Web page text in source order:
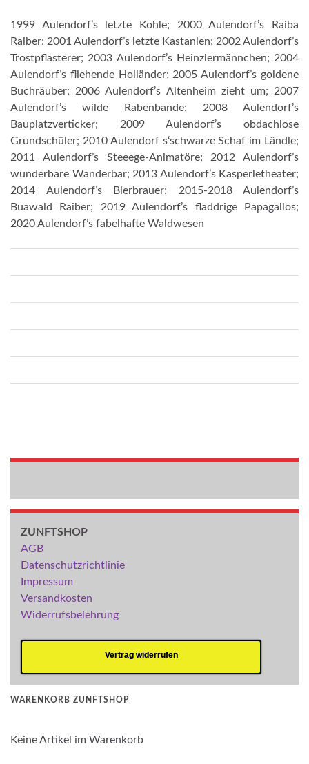
1999 Aulendorf’s letzte Kohle; 2000 Aulendorf’s Raiba
Raiber; 2001 Aulendorf’s letzte Kastanien; 2002 Aulendorf’s
Trostpflasterer; 2003 Aulendorf’s Heinzlermännchen; 2004
Aulendorf’s fliehende Holländer; 2005 Aulendorf’s goldene
Buchräuber; 2006 Aulendorf’s Altenheim zieht um; 2007
Aulendorf’s wilde Rabenbande; 2008 Aulendorf’s
Bauplatzverticker; 2009 Aulendorf’s obdachlose
Grundschüler; 2010 Aulendorf s‘schwarze Schaf im Ländle;
2011 Aulendorf’s Steeege-Animatöre; 2012 Aulendorf’s
wunderbare Wanderbar; 2013 Aulendorf’s Kasperletheater;
2014 Aulendorf’s Bierbrauer; 2015-2018 Aulendorf’s
Buawald Raiber; 2019 Aulendorf’s fladdrige Papagallos;
2020 Aulendorf’s fabelhafte Waldwesen
ZUNFTSHOP
AGB
Datenschutzrichtlinie
Impressum
Versandkosten
Widerrufsbelehrung
Vertrag widerrufen
WARENKORB ZUNFTSHOP
Keine Artikel im Warenkorb